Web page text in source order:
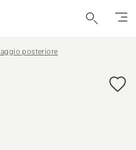
posteriore